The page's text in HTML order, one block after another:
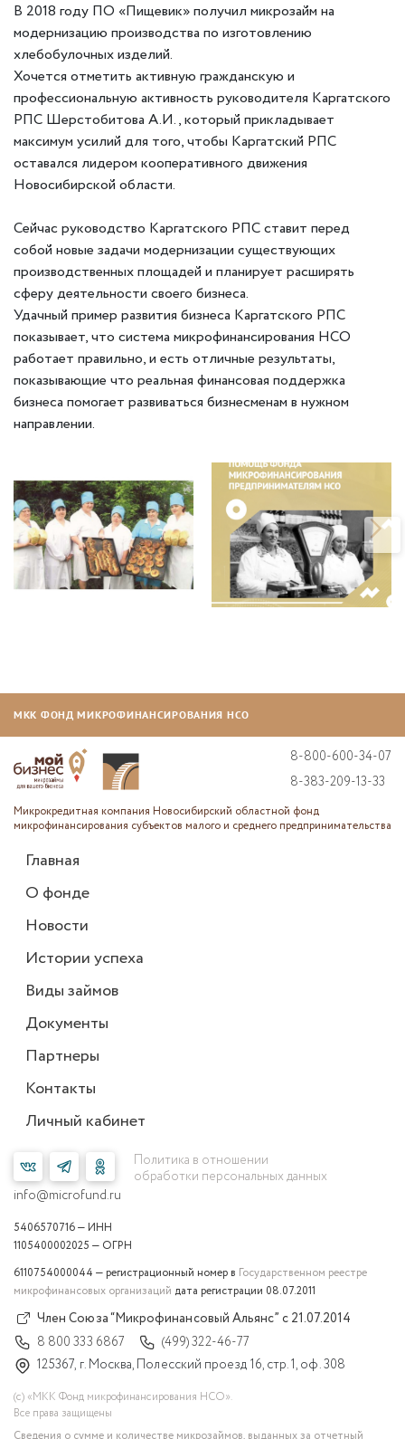
В 2018 году ПО «Пищевик» получил микрозайм на
модернизацию производства по изготовлению
хлебобулочных изделий.
Хочется отметить активную гражданскую и
профессиональную активность руководителя Каргатского
РПС Шерстобитова А.И., который прикладывает
максимум усилий для того, чтобы Каргатский РПС
оставался лидером кооперативного движения
Новосибирской области.
Сейчас руководство Каргатского РПС ставит перед
собой новые задачи модернизации существующих
производственных площадей и планирует расширять
сферу деятельности своего бизнеса.
Удачный пример развития бизнеса Каргатского РПС
показывает, что система микрофинансирования НСО
работает правильно, и есть отличные результаты,
показывающие что реальная финансовая поддержка
бизнеса помогает развиваться бизнесменам в нужном
направлении.
МКК ФОНД МИКРОФИНАНСИРОВАНИЯ НСО
8-800-600-34-07
8-383-209-13-33
Микрокредитная компания Новосибирский областной фонд
микрофинансирования субъектов малого и среднего предпринимательства
Главная
О фонде
Новости
Истории успеха
Виды займов
Документы
Партнеры
Контакты
Личный кабинет
info@microfund.ru
Политика в отношении
обработки персональных данных
5406570716 — ИНН
1105400002025 — ОГРН
6110754000044 — регистрационный номер в Государственном реестре
микрофинансовых организаций дата регистрации 08.07.2011
Член Союза “Микрофинансовый Альянс” с 21.07.2014
8 800 333 6867
(499) 322-46-77
125367, г. Москва, Полесский проезд 16, стр. 1, оф. 308
(с) «МКК Фонд микрофинансирования НСО».
Все права защищены
Сведения о сумме и количестве микрозаймов, выданных за отчетный